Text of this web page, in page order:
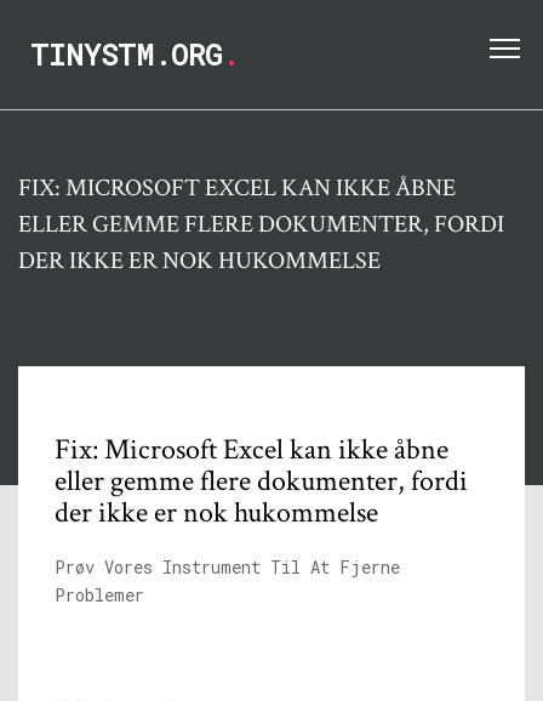
TINYSTM.ORG.
FIX: MICROSOFT EXCEL KAN IKKE ÅBNE
ELLER GEMME FLERE DOKUMENTER, FORDI
DER IKKE ER NOK HUKOMMELSE
Fix: Microsoft Excel kan ikke åbne
eller gemme flere dokumenter, fordi
der ikke er nok hukommelse
Prøv Vores Instrument Til At Fjerne
Problemer